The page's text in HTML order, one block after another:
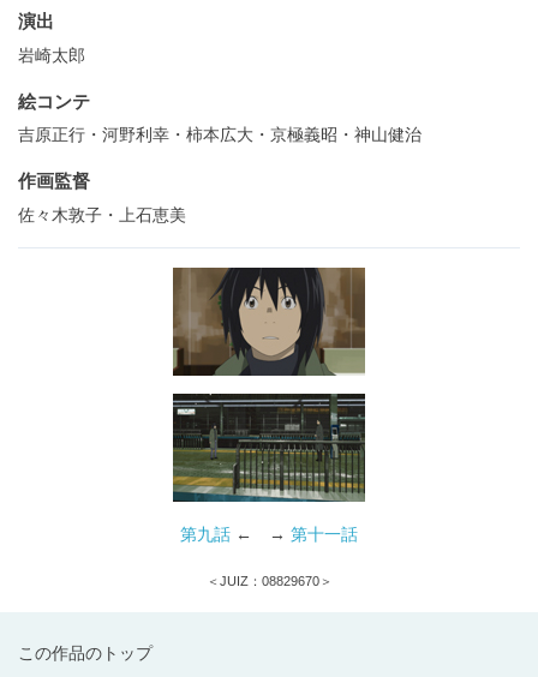
この作品のトップ
演出
岩崎太郎
絵コンテ
吉原正行・河野利幸・柿本広大・京極義昭・神山健治
作画監督
佐々木敦子・上石恵美
第九話 ← → 第十一話
＜JUIZ：08829670＞